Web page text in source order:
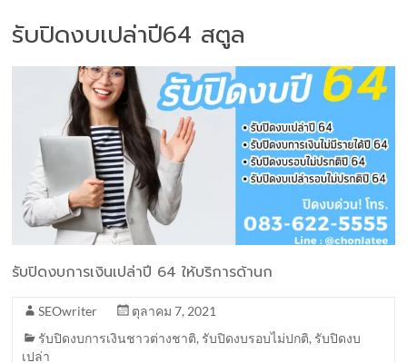
รับปิดงบเปล่าปี64 สตูล
รับปิดงบการเงินเปล่าปี 64 ให้บริการด้านก
SEOwriter
ตุลาคม 7, 2021
รับปิดงบการเงินชาวต่างชาติ, รับปิดงบรอบไม่ปกติ, รับปิดงบ
เปล่า